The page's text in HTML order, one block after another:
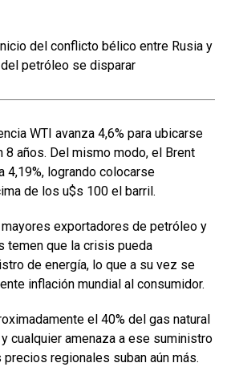
del conflicto bélico entre Rusia y
petróleo se disparar
WTI avanza 4,6% para ubicarse
8 años. Del mismo modo, el Brent
4,19%, logrando colocarse
de los u$s 100 el barril.
exportadores de petróleo y
temen que la crisis pueda
de energía, lo que a su vez se
inflación mundial al consumidor.
el 40% del gas natural
cualquier amenaza a ese suministro
regionales suban aún más.